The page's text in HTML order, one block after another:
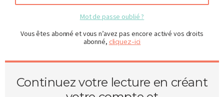
Mot de passe oublié ?
Vous êtes abonné et vous n’avez pas encore activé vos droits
abonné, cliquez-ici
Continuez votre lecture en créant